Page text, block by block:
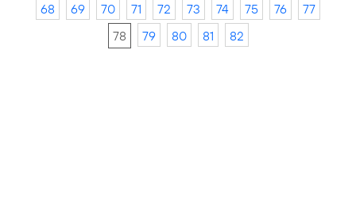
68
69 70 71 72 73 74 75 76
77
78
79 80 81 82